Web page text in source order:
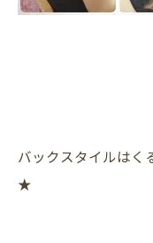
バックスタイルはく
★